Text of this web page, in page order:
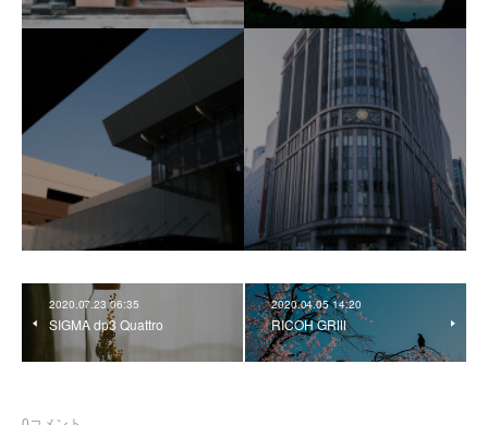
2020.07.23 06:35
SIGMA dp3 Quattro
2020.04.05 14:20
RICOH GRⅢ